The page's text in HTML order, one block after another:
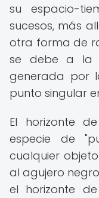
su espacio-
sucesos, más
otra forma de
se debe a la
generada por
punto singular
El horizonte
especie de
cualquier
al agujero
el horizonte